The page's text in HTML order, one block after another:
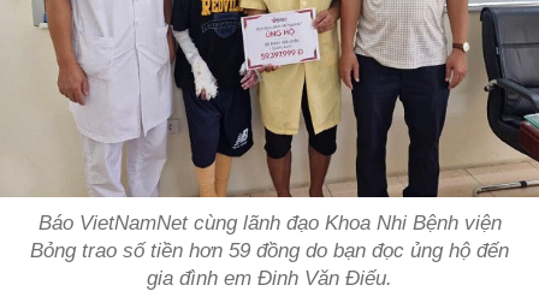
Báo VietNamNet cùng lãnh đạo Khoa Nhi Bệnh viện
Bỏng trao số tiền hơn 59 đồng do bạn đọc ủng hộ đến
gia đình em Đinh Văn Điếu.